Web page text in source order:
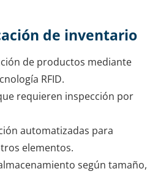
de inventario
de productos mediante
RFID.
requieren inspección por
automatizadas para
elementos.
según tamaño,